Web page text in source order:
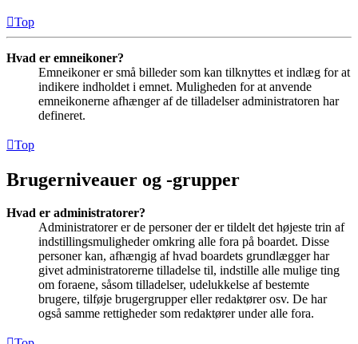
Top
Hvad er emneikoner?
Emneikoner er små billeder som kan tilknyttes et indlæg for at
indikere indholdet i emnet. Muligheden for at anvende
emneikonerne afhænger af de tilladelser administratoren har
defineret.
Top
Brugerniveauer og -grupper
Hvad er administratorer?
Administratorer er de personer der er tildelt det højeste trin af
indstillingsmuligheder omkring alle fora på boardet. Disse
personer kan, afhængig af hvad boardets grundlægger har
givet administratorerne tilladelse til, indstille alle mulige ting
om foraene, såsom tilladelser, udelukkelse af bestemte
brugere, tilføje brugergrupper eller redaktører osv. De har
også samme rettigheder som redaktører under alle fora.